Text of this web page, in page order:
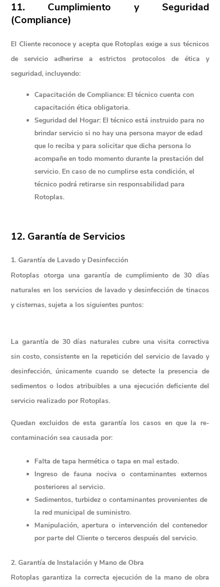
11. Cumplimiento y Seguridad
(Compliance)
El Cliente reconoce y acepta que Rotoplas exige a sus técnicos
de servicio adherirse a estrictos protocolos de ética y
seguridad, incluyendo:
Capacitación de Compliance: El técnico cuenta con
capacitación ética obligatoria.
Seguridad del Hogar: El técnico está instruido para no
brindar servicio si no hay una persona mayor de edad
que lo reciba y para solicitar que dicha persona lo
acompañe en todo momento durante la prestación del
servicio. En caso de no cumplirse esta condición, el
técnico podrá retirarse sin responsabilidad para
Rotoplas.
12. Garantía de Servicios
1. Garantía de Lavado y Desinfección
Rotoplas otorga una garantía de cumplimiento de 30 días
naturales en los servicios de lavado y desinfección de tinacos
y cisternas, sujeta a los siguientes puntos:
La garantía de 30 días naturales cubre una visita correctiva
sin costo, consistente en la repetición del servicio de lavado y
desinfección, únicamente cuando se detecte la presencia de
sedimentos o lodos atribuibles a una ejecución deficiente del
servicio realizado por Rotoplas.
Quedan excluidos de esta garantía los casos en que la re-
contaminación sea causada por:
Falta de tapa hermética o tapa en mal estado.
Ingreso de fauna nociva o contaminantes externos
posteriores al servicio.
Sedimentos, turbidez o contaminantes provenientes de
la red municipal de suministro.
Manipulación, apertura o intervención del contenedor
por parte del Cliente o terceros después del servicio.
2. Garantía de Instalación y Mano de Obra
Rotoplas garantiza la correcta ejecución de la mano de obra